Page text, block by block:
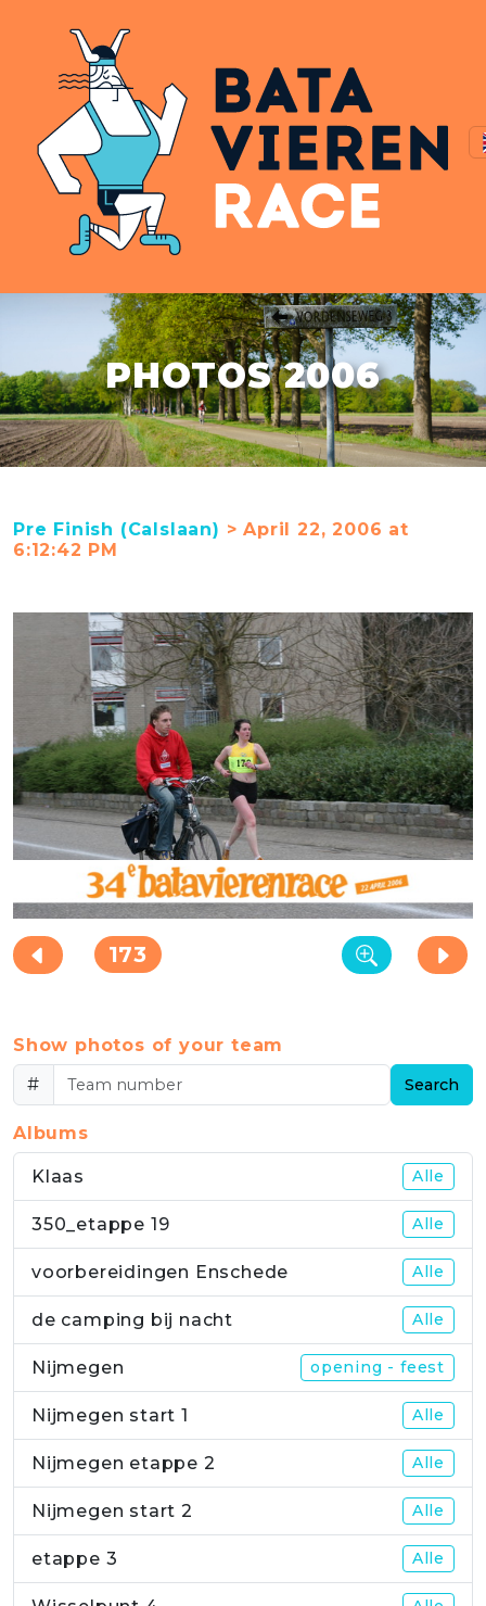
PHOTOS 2006
Pre Finish (Calslaan) > April 22, 2006 at
6:12:42 PM
173
Show photos of your team
#
Search
Albums
Klaas Alle
350_etappe 19 Alle
voorbereidingen Enschede Alle
de camping bij nacht Alle
Nijmegen opening - feest
Nijmegen start 1 Alle
Nijmegen etappe 2 Alle
Nijmegen start 2 Alle
etappe 3 Alle